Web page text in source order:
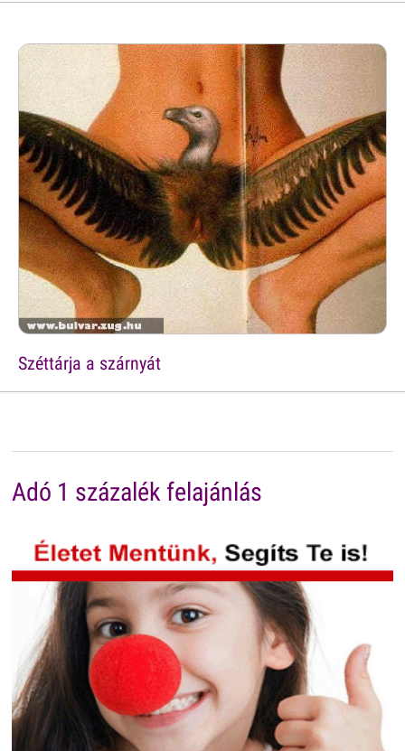
Széttárja a szárnyát
Adó 1 százalék felajánlás